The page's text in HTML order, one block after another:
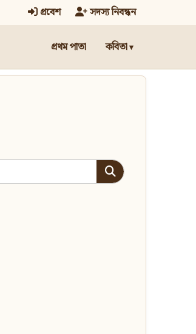
প্রবেশ সদস্য নিবন্ধন
প্রথম পাতা কবিতা